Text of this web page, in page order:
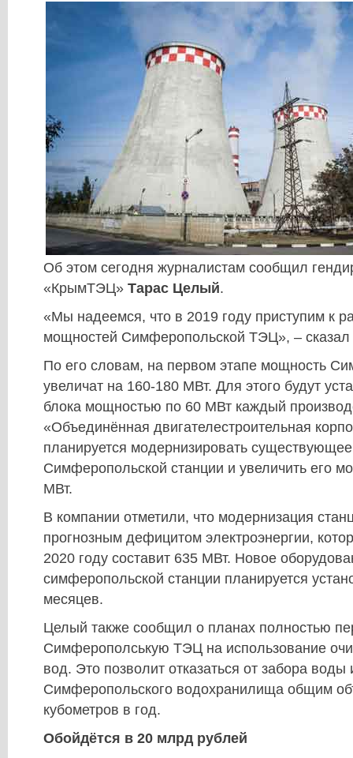
Об этом сегодня журналистам сообщил
«КрымТЭЦ» Тарас Целый.
«Мы надеемся, что в 2019 году приступим к
мощностей Симферопольской ТЭЦ», –
По его словам, на первом этапе мощность
увеличат на 160-180 МВт. Для этого будут
блока мощностью по 60 МВт каждый
«Объединённая двигателестроительная
планируется модернизировать
Симферопольской станции и увеличить его
МВт.
В компании отметили, что модернизация
прогнозным дефицитом электроэнергии,
2020 году составит 635 МВт. Новое
симферопольской станции планируется
месяцев.
Целый также сообщил о планах полностью
Симферополськую ТЭЦ на использование
вод. Это позволит отказаться от забора воды
Симферопольского водохранилища общим
кубометров в год.
Обойдётся в 20 млрд рублей